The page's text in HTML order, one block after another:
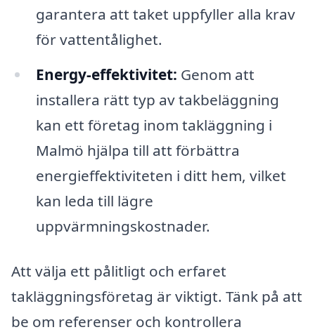
garantera att taket uppfyller alla krav
för vattentålighet.
Energy-effektivitet: Genom att
installera rätt typ av takbeläggning
kan ett företag inom takläggning i
Malmö hjälpa till att förbättra
energieffektiviteten i ditt hem, vilket
kan leda till lägre
uppvärmningskostnader.
Att välja ett pålitligt och erfaret
takläggningsföretag är viktigt. Tänk på att
be om referenser och kontrollera